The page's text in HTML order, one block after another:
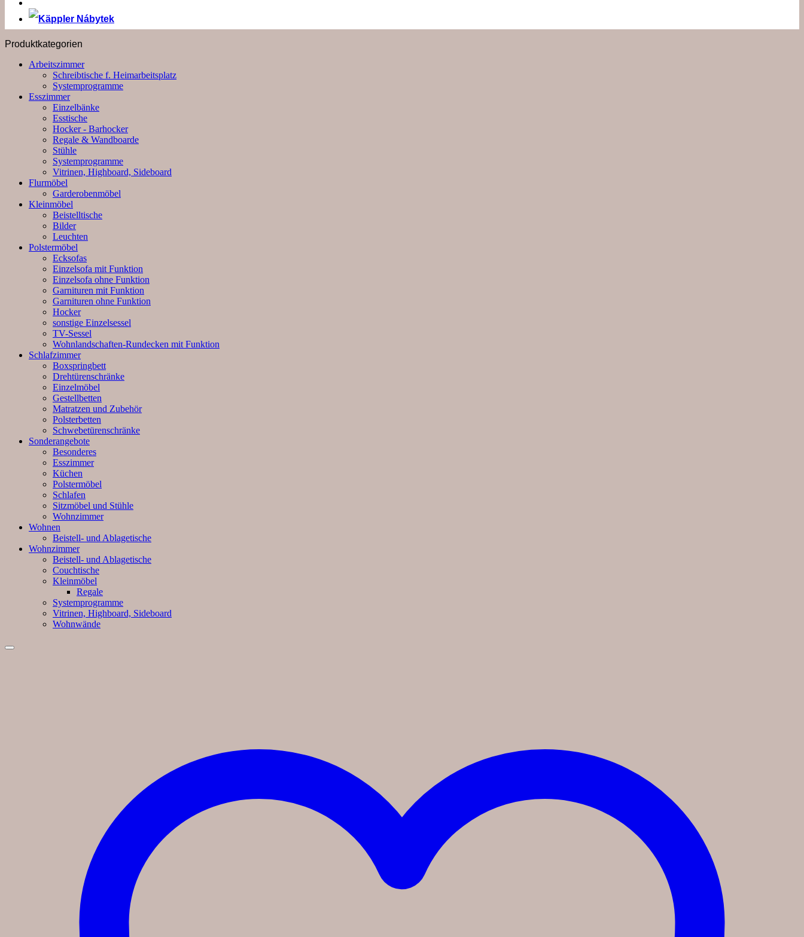
Produktkategorien
Arbeitszimmer
Schreibtische f. Heimarbeitsplatz
Systemprogramme
Esszimmer
Einzelbänke
Esstische
Hocker - Barhocker
Regale & Wandboarde
Stühle
Systemprogramme
Vitrinen, Highboard, Sideboard
Flurmöbel
Garderobenmöbel
Kleinmöbel
Beistelltische
Bilder
Leuchten
Polstermöbel
Ecksofas
Einzelsofa mit Funktion
Einzelsofa ohne Funktion
Garnituren mit Funktion
Garnituren ohne Funktion
Hocker
sonstige Einzelsessel
TV-Sessel
Wohnlandschaften-Rundecken mit Funktion
Schlafzimmer
Boxspringbett
Drehtürenschränke
Einzelmöbel
Gestellbetten
Matratzen und Zubehör
Polsterbetten
Schwebetürenschränke
Sonderangebote
Besonderes
Esszimmer
Küchen
Polstermöbel
Schlafen
Sitzmöbel und Stühle
Wohnzimmer
Wohnen
Beistell- und Ablagetische
Wohnzimmer
Beistell- und Ablagetische
Couchtische
Kleinmöbel
Regale
Systemprogramme
Vitrinen, Highboard, Sideboard
Wohnwände